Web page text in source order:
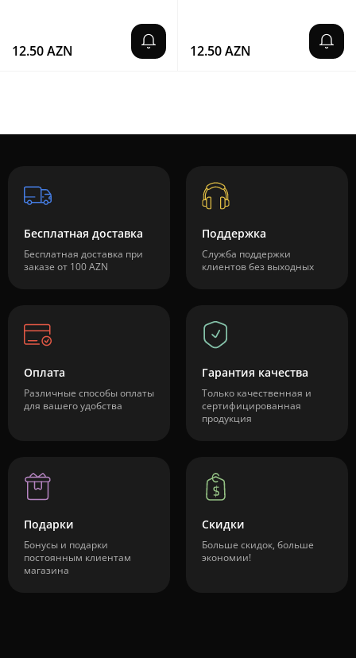
12.50 AZN 12.50 AZN
Бесплатная доставка
Бесплатная доставка при
заказе от 100 AZN
Поддержка
Служба поддержки
клиентов без выходных
Оплата
Различные способы оплаты
для вашего удобства
Гарантия качества
Только качественная и
сертифицированная
продукция
Подарки
Бонусы и подарки
постоянным клиентам
магазина
Скидки
Больше скидок, больше
экономии!